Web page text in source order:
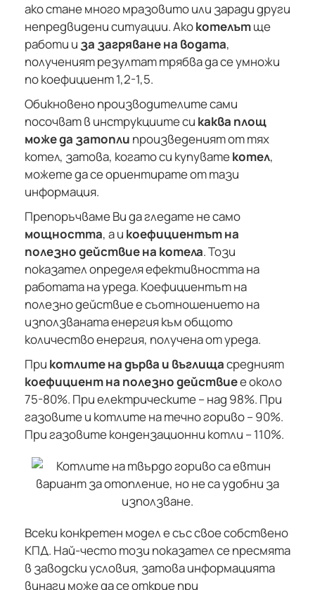
ако стане много мразовито или заради други
непредвидени ситуации. Акокотелътще
работи и за загряване на водата,
полученият резултат трябва да се умножи
по коефициент 1,2-1,5.
Обикновено производителите сами
посочват в инструкциите си каква площ
може да затопли произведеният от тях
котел, затова, когато си купуватекотел,
можете да се ориентирате от тази
информация.
Препоръчваме Ви да гледате не само
мощността, а и коефициентът на
полезно действие на котела. Този
показател определя ефективността на
работата на уреда. Коефициентът на
полезно действие е съотношението на
използваната енергия към общото
количество енергия, получена от уреда.
При котлите на дърва и въглищасредният
коефициент на полезно действиее около
75-80%. При електрическите – над 98%. При
газовите и котлите на течно гориво – 90%.
При газовите кондензационни котли – 110%.
Всеки конкретен модел е със свое собствено
КПД. Най-често този показател се пресмята
в заводски условия, затова информацията
винаги може да се открие при